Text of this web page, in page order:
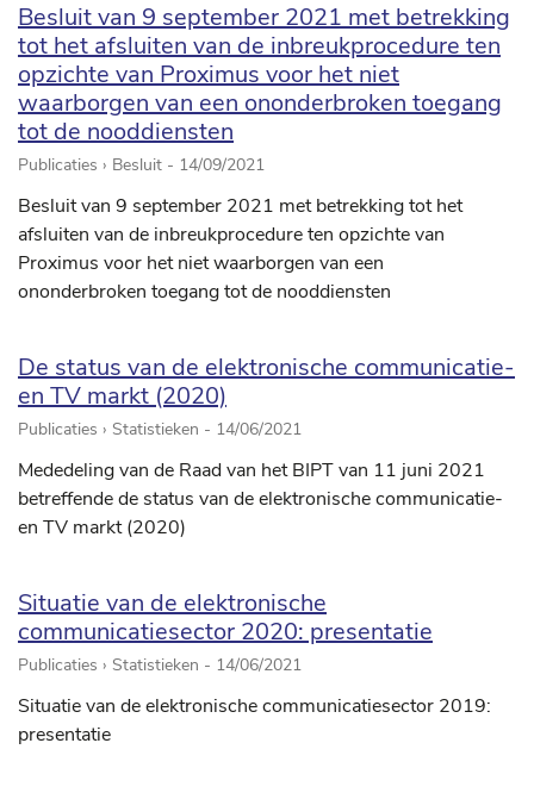
Besluit van 9 september 2021 met betrekking
tot het afsluiten van de inbreukprocedure ten
opzichte van Proximus voor het niet
waarborgen van een ononderbroken toegang
tot de nooddiensten
Publicaties › Besluit - 14/09/2021
Besluit van 9 september 2021 met betrekking tot het
afsluiten van de inbreukprocedure ten opzichte van
Proximus voor het niet waarborgen van een
ononderbroken toegang tot de nooddiensten
De status van de elektronische communicatie-
en TV markt (2020)
Publicaties › Statistieken - 14/06/2021
Mededeling van de Raad van het BIPT van 11 juni 2021
betreffende de status van de elektronische communicatie-
en TV markt (2020)
Situatie van de elektronische
communicatiesector 2020: presentatie
Publicaties › Statistieken - 14/06/2021
Situatie van de elektronische communicatiesector 2019:
presentatie